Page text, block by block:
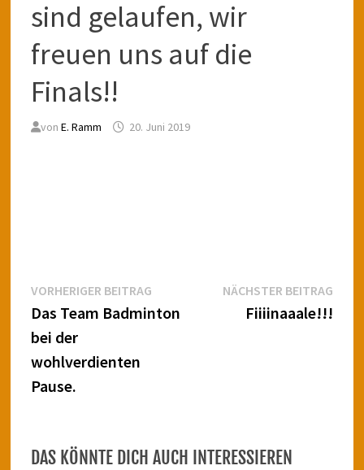
sind gelaufen, wir
freuen uns auf die
Finals!!
von E. Ramm 20. Juni 2019
Beitragsnavigation
VORHERIGER BEITRAGVorheriger
Beitrag:
Das Team Badminton
bei der
wohlverdienten
Pause.
NÄCHSTER BEITRAG
Fiiiinaaale!!!
DAS KÖNNTE DICH AUCH INTERESSIEREN